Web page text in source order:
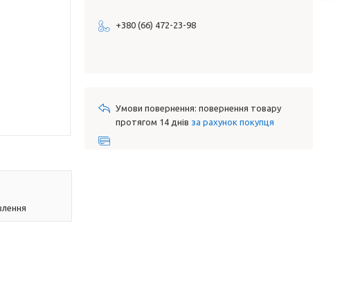
+380 (66) 472-23-98
повернення товару
протягом 14 днів за рахунок покупця